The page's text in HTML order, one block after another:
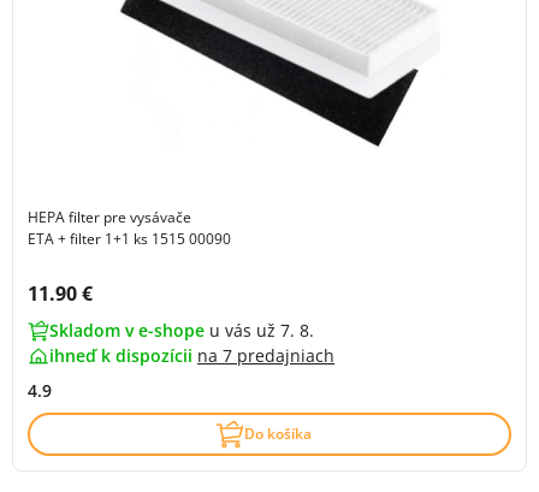
HEPA filter pre vysávače
ETA + filter 1+1 ks 1515 00090
Cena s DPH:
11.90 €
Skladom v e-shope u vás už 7. 8.
ihneď k dispozícii na 7 predajniach
4.9
Do košíka